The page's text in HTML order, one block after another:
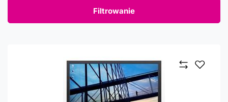
Filtrowanie